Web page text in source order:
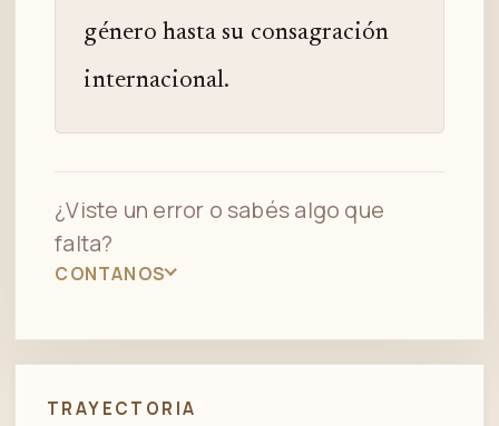
género hasta su consagración
internacional.
¿Viste un error o sabés algo que
falta?
CONTANOS
TRAYECTORIA